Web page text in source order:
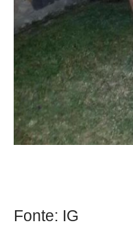
Fonte: IG